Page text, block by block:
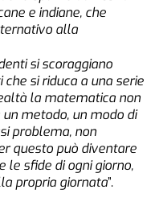
e indiane, che
alla
si scoraggiano
si riduca a una serie
la matematica non
metodo, un modo di
problema, non
questo può diventare
sfide di ogni giorno,
propria giornata”.